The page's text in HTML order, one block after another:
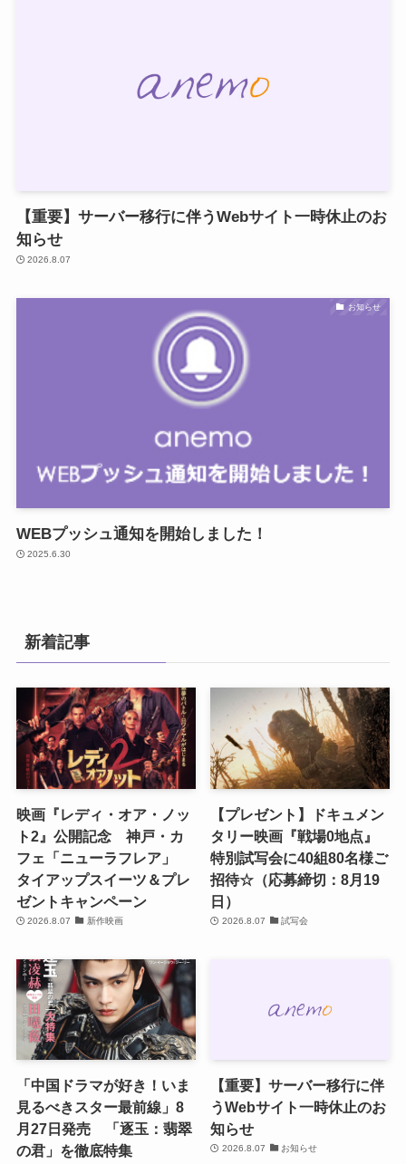
【重要】サーバー移行に伴うWebサイト一時休止のお
知らせ
2026.8.07
お知らせ
WEBプッシュ通知を開始しました！
2025.6.30
新着記事
映画『レディ・オア・ノッ
ト2』公開記念 神戸・カ
フェ「ニューラフレア」
タイアップスイーツ＆プレ
ゼントキャンペーン
2026.8.07 新作映画
【プレゼント】ドキュメン
タリー映画『戦場0地点』
特別試写会に40組80名様ご
招待☆（応募締切：8月19
日）
2026.8.07 試写会
「中国ドラマが好き！いま
見るべきスター最前線」8
月27日発売 「逐玉：翡翠
の君」を徹底特集
【重要】サーバー移行に伴
うWebサイト一時休止のお
知らせ
2026.8.07 お知らせ